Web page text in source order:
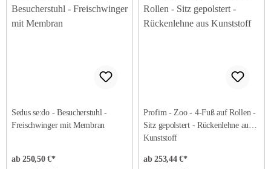
Sedus se:do - Besucherstuhl -
Freischwinger mit Membran
ab 250,50 €*
Profim - Zoo - 4-Fuß auf Rollen -
Sitz gepolstert - Rückenlehne aus
Kunststoff
ab 253,44 €*